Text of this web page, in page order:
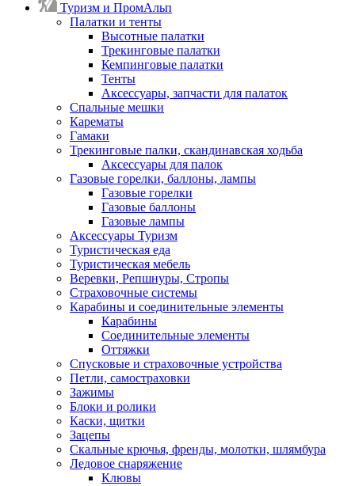
Туризм и ПромАльп
Палатки и тенты
Высотные палатки
Трекинговые палатки
Кемпинговые палатки
Тенты
Аксессуары, запчасти для палаток
Спальные мешки
Карематы
Гамаки
Трекинговые палки, скандинавская ходьба
Аксессуары для палок
Газовые горелки, баллоны, лампы
Газовые горелки
Газовые баллоны
Газовые лампы
Аксессуары Туризм
Туристическая еда
Туристическая мебель
Веревки, Репшнуры, Стропы
Страховочные системы
Карабины и соединительные элементы
Карабины
Соединительные элементы
Оттяжки
Спусковые и страховочные устройства
Петли, самостраховки
Зажимы
Блоки и ролики
Каски, щитки
Зацепы
Скальные крючья, френды, молотки, шлямбура
Ледовое снаряжение
Клювы